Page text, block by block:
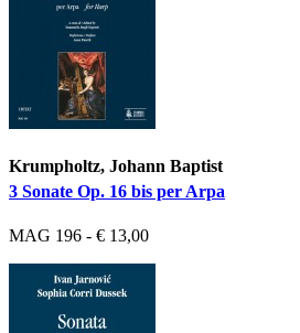
Krumpholtz, Johann Baptist
3 Sonate Op. 16 bis per Arpa
MAG 196 - € 13,00